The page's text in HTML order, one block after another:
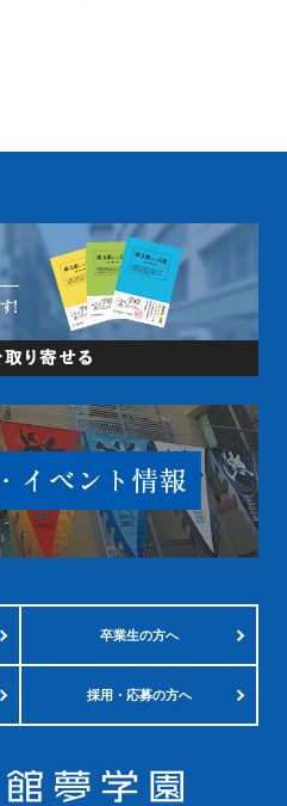
卒業生の方へ
採用・応募の方へ